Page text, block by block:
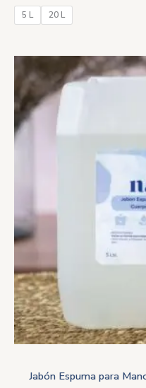
5 L 20 L
Jabón Espuma para